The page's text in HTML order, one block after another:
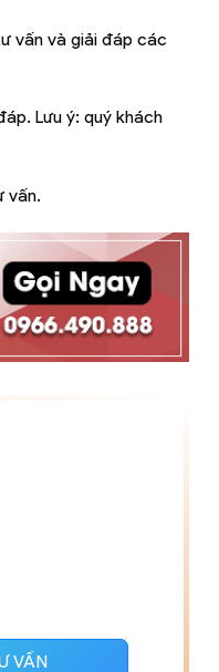
vấn và giải đáp các
Lưu ý: quý khách
vấn.
VẤN